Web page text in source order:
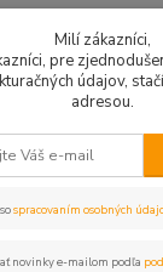
Milí zákazníci,
pre
údajov,
adresou.
spracovaním osobných
novinky e-mailom podľa